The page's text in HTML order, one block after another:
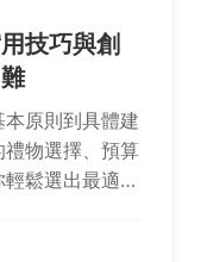
技巧與創
原則到具體建
物選擇、預算
鬆選出最適合